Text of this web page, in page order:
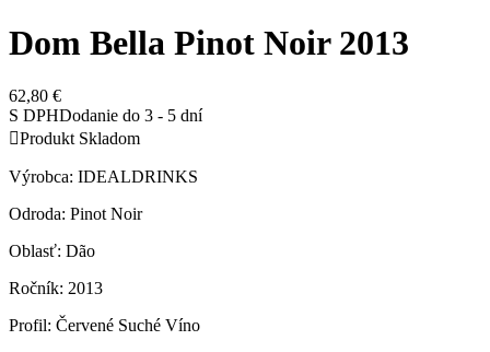
Dom Bella Pinot Noir 2013
62,80 €
S DPHDodanie do 3 - 5 dní
Produkt Skladom
Výrobca: IDEALDRINKS
Odroda: Pinot Noir
Oblasť: Dão
Ročník: 2013
Profil: Červené Suché Víno